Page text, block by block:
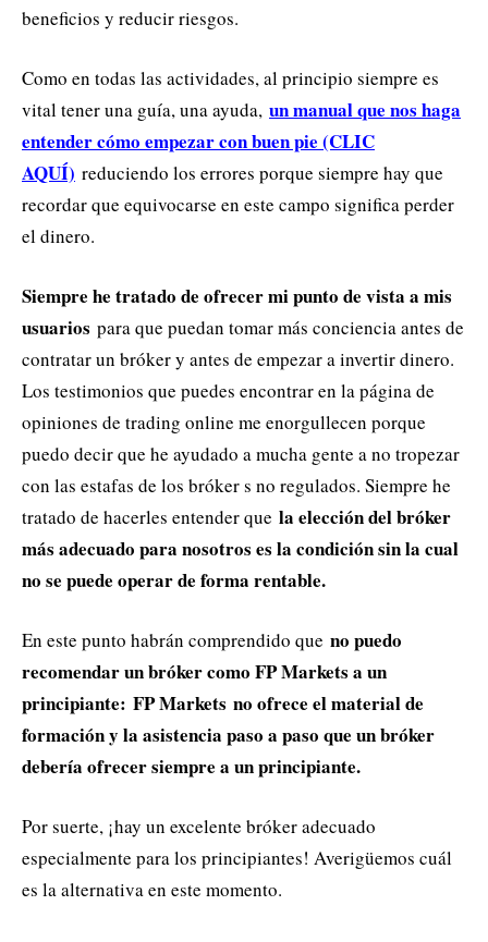
beneficios y reducir riesgos.
Como en todas las actividades, al principio siempre es
vital tener una guía, una ayuda, un manual que nos haga
entender cómo empezar con buen pie (CLIC
AQUÍ) reduciendo los errores porque siempre hay que
recordar que equivocarse en este campo significa perder
el dinero.
Siempre he tratado de ofrecer mi punto de vista a mis
usuarios para que puedan tomar más conciencia antes de
contratar un bróker y antes de empezar a invertir dinero.
Los testimonios que puedes encontrar en la página de
opiniones de trading online me enorgullecen porque
puedo decir que he ayudado a mucha gente a no tropezar
con las estafas de los bróker s no regulados. Siempre he
tratado de hacerles entender que la elección del bróker
más adecuado para nosotros es la condición sin la cual
no se puede operar de forma rentable.
En este punto habrán comprendido que no puedo
recomendar un bróker como FP Markets a un
principiante: FP Markets no ofrece el material de
formación y la asistencia paso a paso que un bróker
debería ofrecer siempre a un principiante.
Por suerte, ¡hay un excelente bróker adecuado
especialmente para los principiantes! Averigüemos cuál
es la alternativa en este momento.